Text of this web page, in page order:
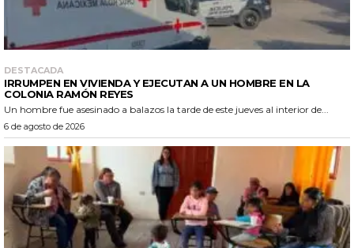
DESTACADA
IRRUMPEN EN VIVIENDA Y EJECUTAN A UN HOMBRE EN LA
COLONIA RAMÓN REYES
Un hombre fue asesinado a balazos la tarde de este jueves al interior de...
6 de agosto de 2026